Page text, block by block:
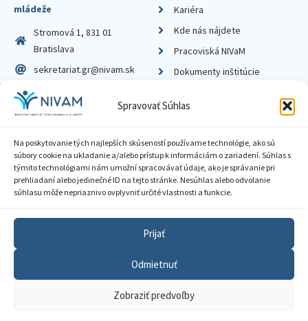
Spravovať Súhlas
Na poskytovanie tých najlepších skúseností používame technológie, ako sú
súbory cookie na ukladanie a/alebo prístup k informáciám o zariadení. Súhlas s
týmito technológiami nám umožní spracovávať údaje, ako je správanie pri
prehliadaní alebo jedinečné ID na tejto stránke. Nesúhlas alebo odvolanie
súhlasu môže nepriaznivo ovplyvniť určité vlastnosti a funkcie.
Prijať
Odmietnuť
Zobraziť predvoľby
mládeže
Stromová 1, 831 01
Bratislava
sekretariat.gr@nivam.sk
IČO: 00164348
DIČ: 2020798714
Kariéra
Kde nás nájdete
Pracoviská NIVaM
Dokumenty inštitúcie
Zásady ochrany súkromia
Sprístupnenie informácií
Nastavenia cookies
GDPR